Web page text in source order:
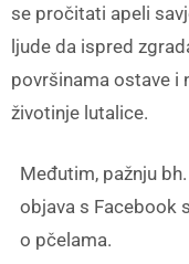
se pročitati apeli
ljude da ispred
površinama ostave i
životinje lutalice.
Međutim, pažnju
objava s Facebook
o pčelama.